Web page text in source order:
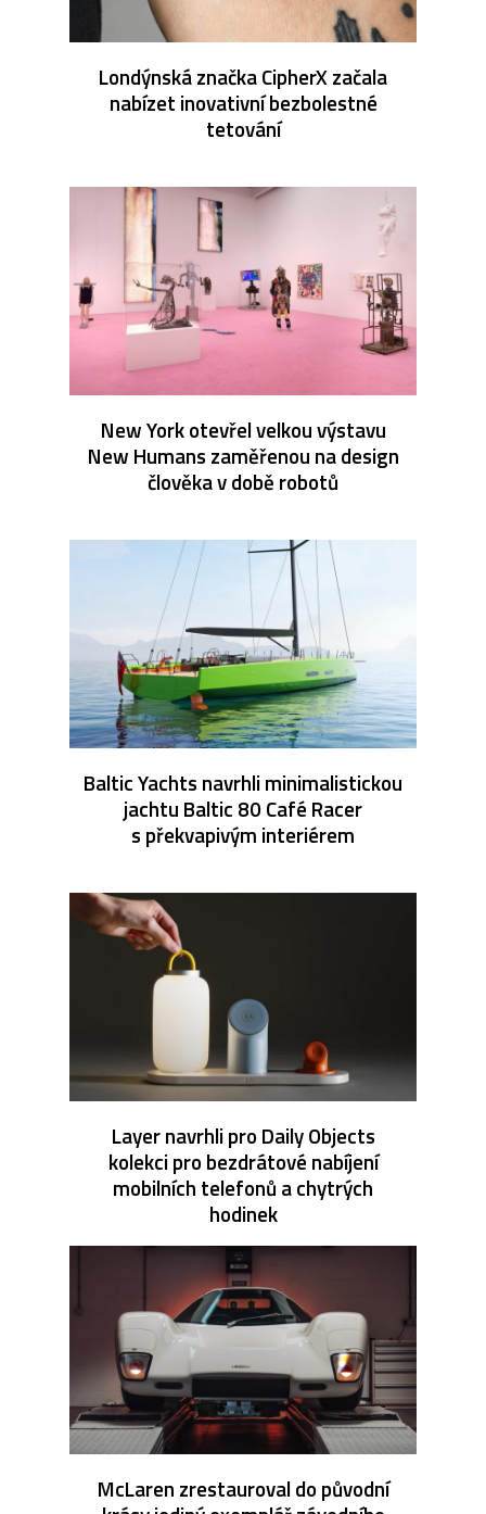
Londýnská značka CipherX začala
nabízet inovativní bezbolestné
tetování
New York otevřel velkou výstavu
New Humans zaměřenou na design
člověka v době robotů
Baltic Yachts navrhli minimalistickou
jachtu Baltic 80 Café Racer
s překvapivým interiérem
Layer navrhli pro Daily Objects
kolekci pro bezdrátové nabíjení
mobilních telefonů a chytrých
hodinek
McLaren zrestauroval do původní